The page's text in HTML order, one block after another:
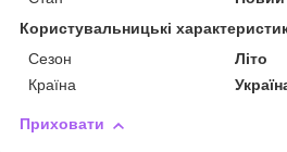
Користувальницькі
Сезон
Літо
Країна
Приховати